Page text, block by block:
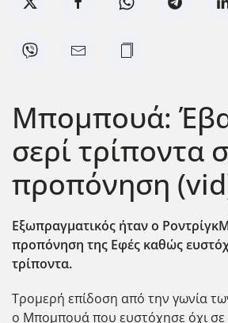
Μπομπουά:
σερί τρίποντα
προπόνηση
Εξωπραγματικός ήταν ο Ροντρίγκ
προπόνηση της Εφές καθώς
τρίποντα.
Τρομερή επίδοση από την γωνία
ο Μπομπουά που ευστόχησε όχι σε